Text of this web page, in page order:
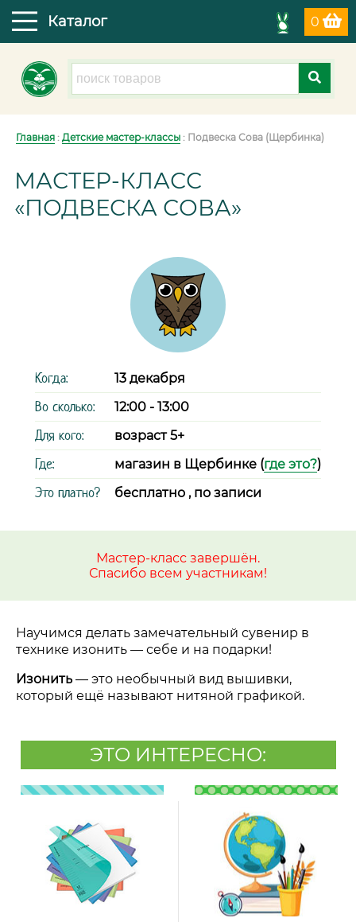
0
Каталог
Главная : Детские мастер-классы : Подвеска Сова (Щербинка)
МАСТЕР-КЛАСС
«ПОДВЕСКА СОВА»
Когда: 13 декабря
Во сколько: 12:00 - 13:00
Для кого: возраст 5+
Где: магазин в Щербинке (где это?)
Это платно? бесплатно , по записи
Мастер-класс завершён.
Спасибо всем участникам!
Научимся делать замечательный сувенир в
технике изонить — себе и на подарки!
Изонить — это необычный вид вышивки,
который ещё называют нитяной графикой.
ЭТО ИНТЕРЕСНО: